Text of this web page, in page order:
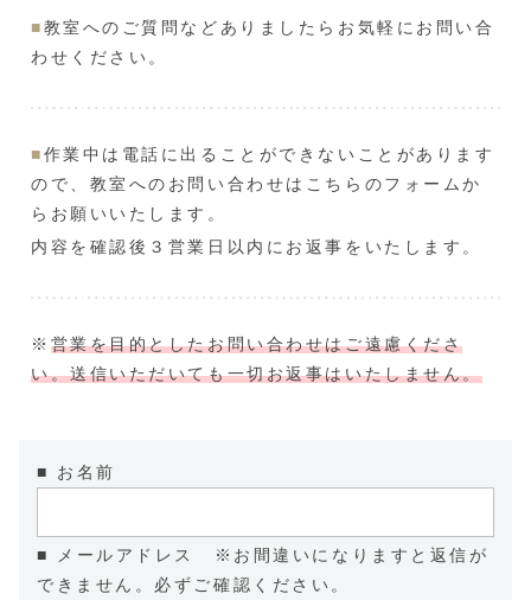
■教室へのご質問などありましたらお気軽にお問い合
わせください。
■作業中は電話に出ることができないことがあります
ので、教室へのお問い合わせはこちらのフォームか
らお願いいたします。
内容を確認後３営業日以内にお返事をいたします。
※ 営業を目的としたお問い合わせはご遠慮くださ
い。送信いただいても一切お返事はいたしません。
■ お名前
■ メールアドレス ※お間違いになりますと返信が
できません。必ずご確認ください。